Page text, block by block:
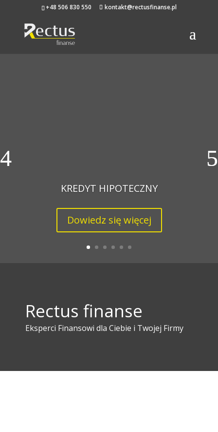
+48 506 830 550 kontakt@rectusfinanse.pl
KREDYT HIPOTECZNY
Dowiedz się więcej
Rectus finanse
Eksperci Finansowi dla Ciebie i Twojej Firmy